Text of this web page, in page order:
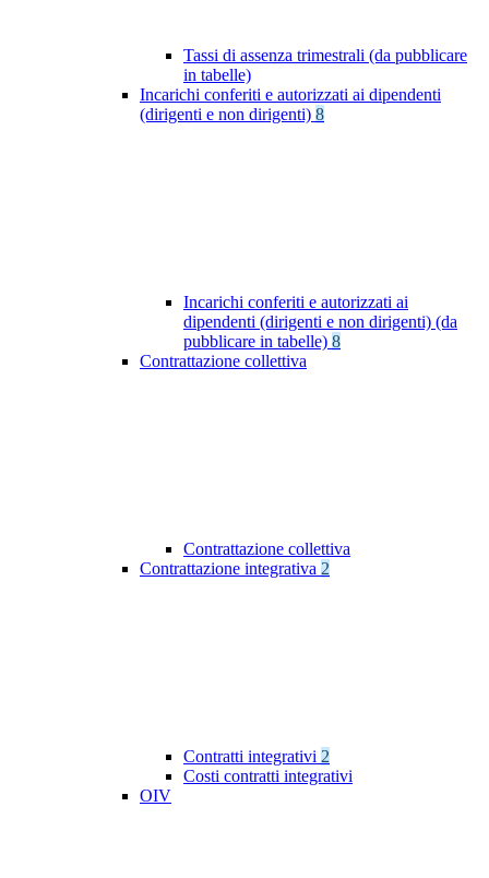
Tassi di assenza trimestrali (da pubblicare
in tabelle)
Incarichi conferiti e autorizzati ai dipendenti
(dirigenti e non dirigenti) 8
Incarichi conferiti e autorizzati ai
dipendenti (dirigenti e non dirigenti) (da
pubblicare in tabelle) 8
Contrattazione collettiva
Contrattazione collettiva
Contrattazione integrativa 2
Contratti integrativi 2
Costi contratti integrativi
OIV